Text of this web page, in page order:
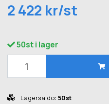
2 422 kr/st
50st i lager
Lagersaldo: 50st